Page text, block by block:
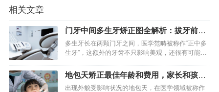
相关文章
门牙中间多生牙矫正图全解析：拔牙前后
对比、效果一目了然
多生牙长在两颗门牙之间，医学范畴被称作“正中多
生牙”，这额外的牙齿不只影响美观，还很有可能致
发囊肿。医生制定方案以及患者理解治疗，关键所
依据的是矫正图，其中…
地包天矫正最佳年龄和费用，家长和孩子
要知道
出现外貌受影响状况的地包天，在医学领域被称作